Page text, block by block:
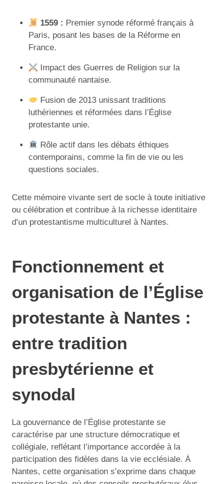
1559 : Premier synode réformé français à
Paris, posant les bases de la Réforme en
France.
Impact des Guerres de Religion sur la
communauté nantaise.
Fusion de 2013 unissant traditions
luthériennes et réformées dans l’Église
protestante unie.
Rôle actif dans les débats éthiques
contemporains, comme la fin de vie ou les
questions sociales.
Cette mémoire vivante sert de socle à toute initiative
ou célébration et contribue à la richesse identitaire
d’un protestantisme multiculturel à Nantes.
Fonctionnement et
organisation de l’Église
protestante à Nantes :
entre tradition
presbytérienne et
synodal
La gouvernance de l’Église protestante se
caractérise par une structure démocratique et
collégiale, reflétant l’importance accordée à la
participation des fidèles dans la vie ecclésiale. À
Nantes, cette organisation s’exprime dans chaque